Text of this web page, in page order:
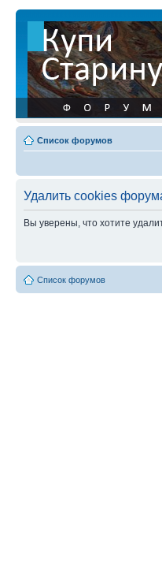
Список форумов
Удалить cookies
Вы уверены, что хотите
Список форумов